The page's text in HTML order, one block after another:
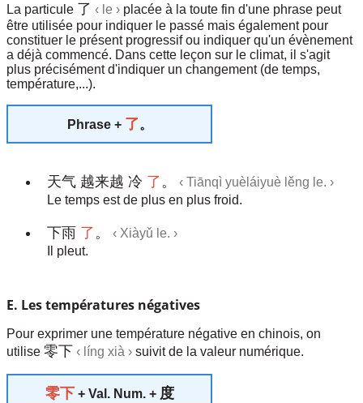
La particule 了 ‹ le › placée à la toute fin d'une phrase peut
être utilisée pour indiquer le passé mais également pour
constituer le présent progressif ou indiquer qu'un évènement
a déjà commencé. Dans cette leçon sur le climat, il s'agit
plus précisément d'indiquer un changement (de temps,
température,...).
Phrase + 了。
天气 越来越 冷 了。
‹ Tiānqì yuèláiyuè lěng le. ›
Le temps est de plus en plus froid.
下雨 了。
‹ Xiàyǔ le. ›
Il pleut.
E. Les températures négatives
Pour exprimer une température négative en chinois, on
utilise 零下 ‹ líng xià › suivit de la valeur numérique.
零下 + Val. Num. + 度